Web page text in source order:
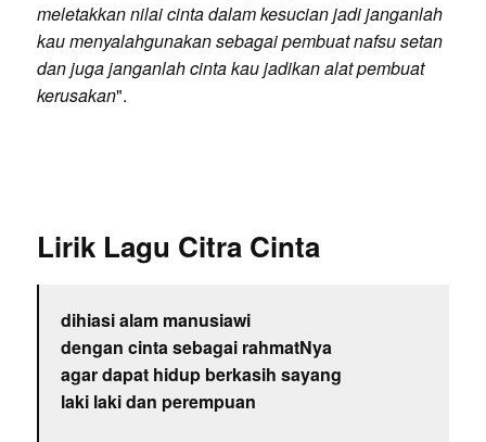
meletakkan nilai cinta dalam kesucian jadi janganlah
kau menyalahgunakan sebagai pembuat nafsu setan
dan juga janganlah cinta kau jadikan alat pembuat
kerusakan".
Lirik Lagu Citra Cinta
dihiasi alam manusiawi
dengan cinta sebagai rahmatNya
agar dapat hidup berkasih sayang
laki laki dan perempuan